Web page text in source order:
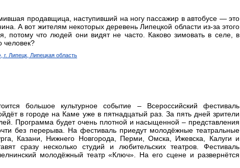
продавщица, наступивший на ногу пассажир в автобусе — это
А вот жителям некоторых деревень Липецкой области из-за этого
потому что людей они видят не часто. Каково зимовать в селе, в
человек?
г. Липецк, Липецкая область
большое культурное событие – Всероссийский фестиваль
в городе на Каме уже в пятнадцатый раз. За пять дней зрители
Программа будет очень плотной и насыщенной – представления
без перерыва. На фестиваль приедут молодёжные театральные
Казани, Нижнего Новгорода, Перми, Омска, Ижевска, Калуги и
сразу несколько студий и любительских театров. Фестиваль
молодёжный театр «Ключ». На его сцене и развернётся